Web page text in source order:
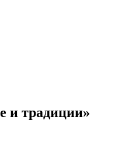
и традиции»